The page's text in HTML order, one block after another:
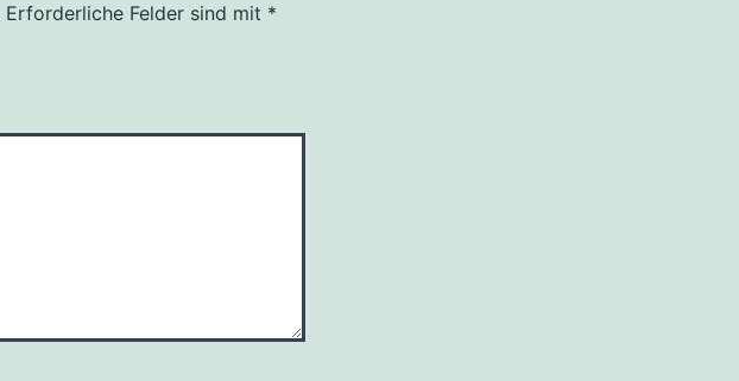
Erforderliche Felder sind mit *